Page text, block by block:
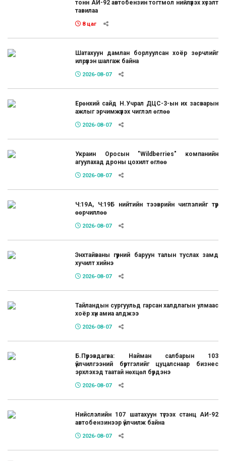
тонн АИ-92 автобензин тогтмол нийлүүлэх хүсэлт
тавилаа
8 цаг
Шатахуун дамлан борлуулсан хоёр зөрчлийг
илрүүлэн шалгаж байна
2026-08-07
Ерөнхий сайд Н.Учрал ДЦС-3-ын их засварын
ажлыг эрчимжүүлэх чиглэл өглөө
2026-08-07
Украин Оросын "Wildberries" компанийн
агуулахад дроны цохилт өглөө
2026-08-07
Ч:19А, Ч:19Б нийтийн тээврийн чиглэлийг түр
өөрчиллөө
2026-08-07
Энхтайваны гүүрний баруун талын туслах замд
хучилт хийнэ
2026-08-07
Тайландын сургуульд гарсан халдлагын улмаас
хоёр хүн амиа алджээ
2026-08-07
Б.Пүрэвдагва: Найман салбарын 103
үйлчилгээний бүртгэлийг цуцалснаар бизнес
эрхлэхэд таатай нөхцөл бүрдэнэ
2026-08-07
Нийслэлийн 107 шатахуун түгээх станц АИ-92
автобензинээр үйлчилж байна
2026-08-07